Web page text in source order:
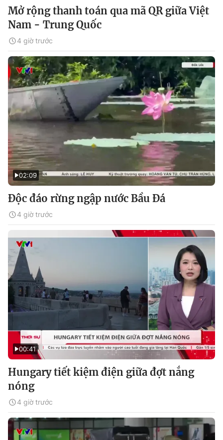
Mở rộng thanh toán qua mã QR giữa Việt
Nam - Trung Quốc
4 giờ trước
02:09
Độc đáo rừng ngập nước Bầu Đá
4 giờ trước
00:41
Hungary tiết kiệm điện giữa đợt nắng
nóng
4 giờ trước